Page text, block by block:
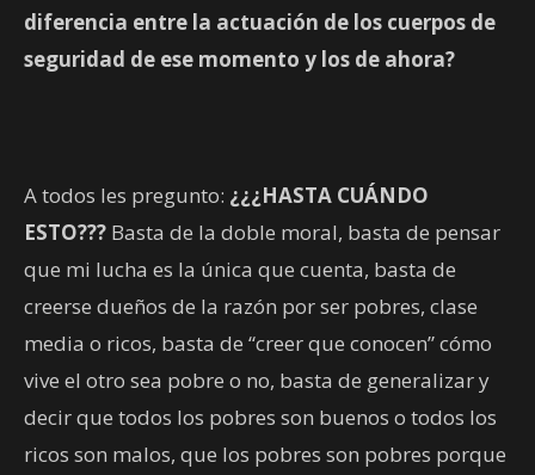
diferencia entre la actuación de los cuerpos de
seguridad de ese momento y los de ahora?
A todos les pregunto: ¿¿¿HASTA CUÁNDO
ESTO??? Basta de la doble moral, basta de pensar
que mi lucha es la única que cuenta, basta de
creerse dueños de la razón por ser pobres, clase
media o ricos, basta de “creer que conocen” cómo
vive el otro sea pobre o no, basta de generalizar y
decir que todos los pobres son buenos o todos los
ricos son malos, que los pobres son pobres porque